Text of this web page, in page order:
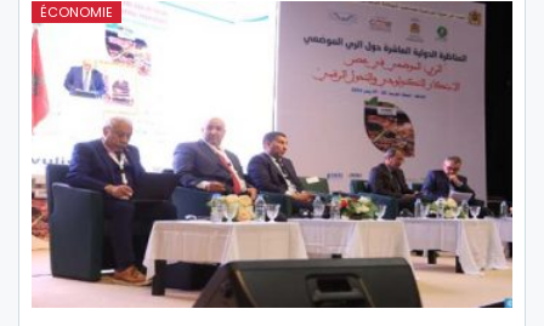
ÉCONOMIE